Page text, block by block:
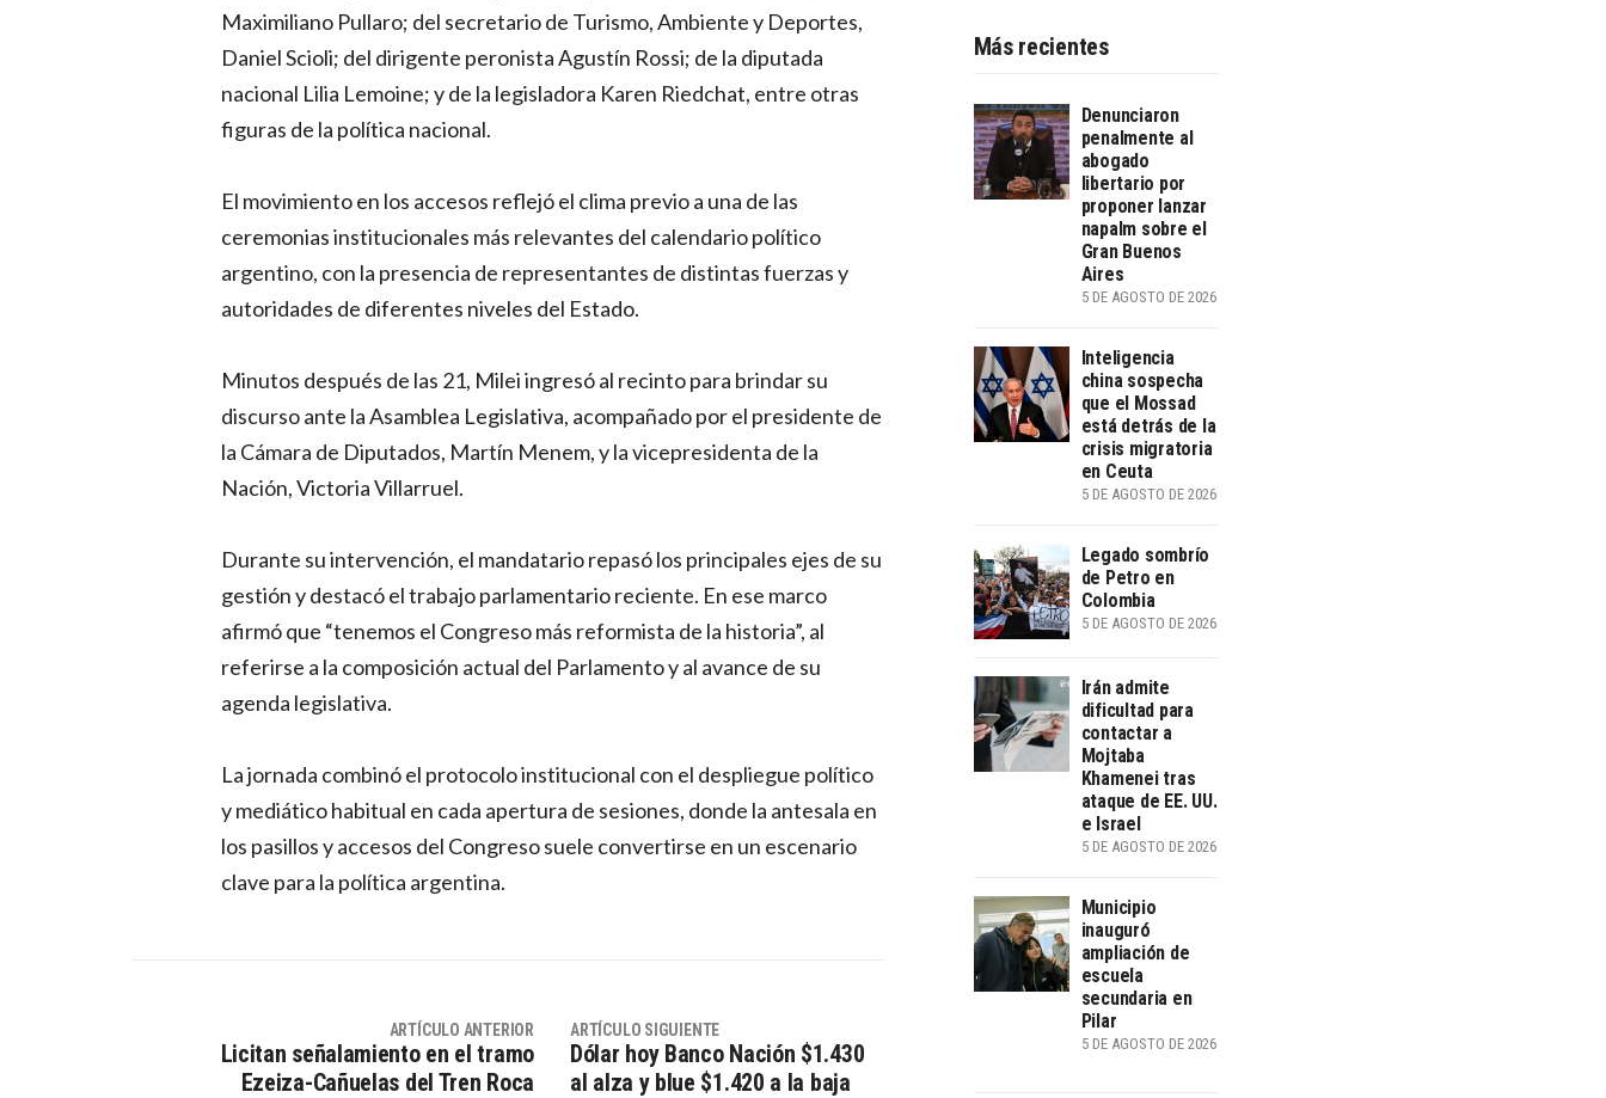
Maximiliano Pullaro; del secretario de Turismo, Ambiente y Deportes,
Daniel Scioli; del dirigente peronista Agustín Rossi; de la diputada
nacional Lilia Lemoine; y de la legisladora Karen Riedchat, entre otras
figuras de la política nacional.
El movimiento en los accesos reflejó el clima previo a una de las
ceremonias institucionales más relevantes del calendario político
argentino, con la presencia de representantes de distintas fuerzas y
autoridades de diferentes niveles del Estado.
Minutos después de las 21, Milei ingresó al recinto para brindar su
discurso ante la Asamblea Legislativa, acompañado por el presidente de
la Cámara de Diputados, Martín Menem, y la vicepresidenta de la
Nación, Victoria Villarruel.
Durante su intervención, el mandatario repasó los principales ejes de su
gestión y destacó el trabajo parlamentario reciente. En ese marco
afirmó que “tenemos el Congreso más reformista de la historia”, al
referirse a la composición actual del Parlamento y al avance de su
agenda legislativa.
La jornada combinó el protocolo institucional con el despliegue político
y mediático habitual en cada apertura de sesiones, donde la antesala en
los pasillos y accesos del Congreso suele convertirse en un escenario
clave para la política argentina.
ARTÍCULO ANTERIOR
Licitan señalamiento en el tramo
Ezeiza-Cañuelas del Tren Roca
ARTÍCULO SIGUIENTE
Dólar hoy Banco Nación $1.430
al alza y blue $1.420 a la baja
Más recientes
Denunciaron
penalmente al
abogado
libertario por
proponer lanzar
napalm sobre el
Gran Buenos
Aires
5 DE AGOSTO DE 2026
Inteligencia
china sospecha
que el Mossad
está detrás de la
crisis migratoria
en Ceuta
5 DE AGOSTO DE 2026
Legado sombrío
de Petro en
Colombia
5 DE AGOSTO DE 2026
Irán admite
dificultad para
contactar a
Mojtaba
Khamenei tras
ataque de EE. UU.
e Israel
5 DE AGOSTO DE 2026
Municipio
inauguró
ampliación de
escuela
secundaria en
Pilar
5 DE AGOSTO DE 2026